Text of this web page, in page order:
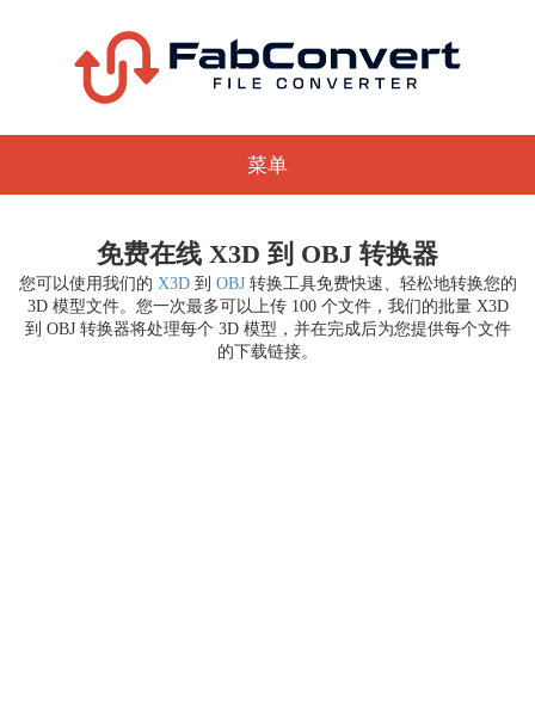
菜单
免费在线 X3D 到 OBJ 转换器
您可以使用我们的 X3D到 OBJ转换工具免费快速、轻松地转换您的
3D 模型文件。您一次最多可以上传 100 个文件，我们的批量 X3D
到 OBJ 转换器将处理每个 3D 模型，并在完成后为您提供每个文件
的下载链接。